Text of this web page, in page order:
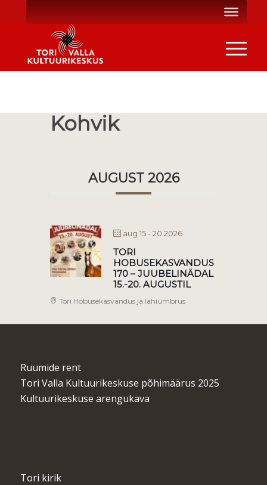
Kohvik
AUGUST 2026
aug 15 - 20 2026
TORI
HOBUSEKASVANDUS
170 – JUUBELINÄDAL
15.-20. AUGUSTIL
Tori Hobusekasvandus ja lähiümbrus
Ruumide rent
Tori Valla Kultuurikeskuse põhimäärus 2025
Kultuurikeskuse arengukava
Tori kirik